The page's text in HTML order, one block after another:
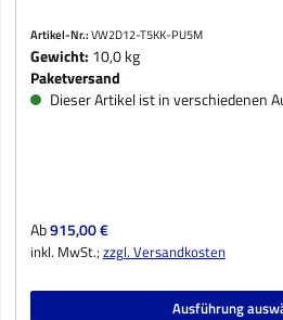
Artikel-Nr.:VW2D12-T5KK-PU5M
Gewicht: 10,0 kg
Paketversand
Dieser Artikel ist in verschiedenen
Regulärer Preis:
Ab915,00 €
inkl. MwSt.;zzgl. Versandkosten
Ausführung